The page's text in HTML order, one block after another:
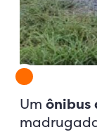
Um ônibus